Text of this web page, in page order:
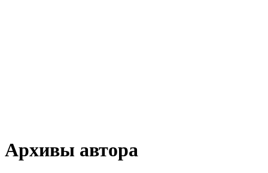
Архивы автора